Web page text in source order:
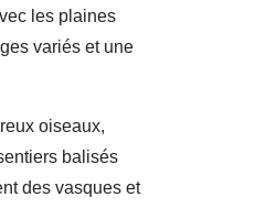
les plaines
variés et une
oiseaux,
balisés
des vasques et